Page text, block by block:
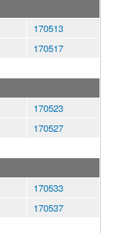
170513
170517
170523
170527
170533
170537